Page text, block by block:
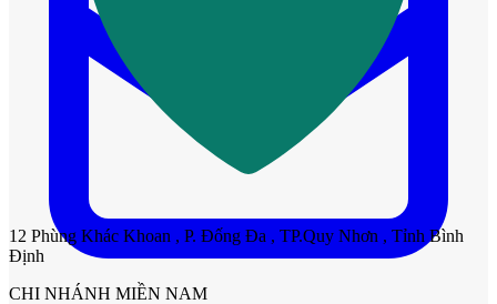
12 Phùng Khác Khoan , P. Đống Đa , TP.Quy Nhơn , Tỉnh Bình
Định
CHI NHÁNH MIỀN NAM